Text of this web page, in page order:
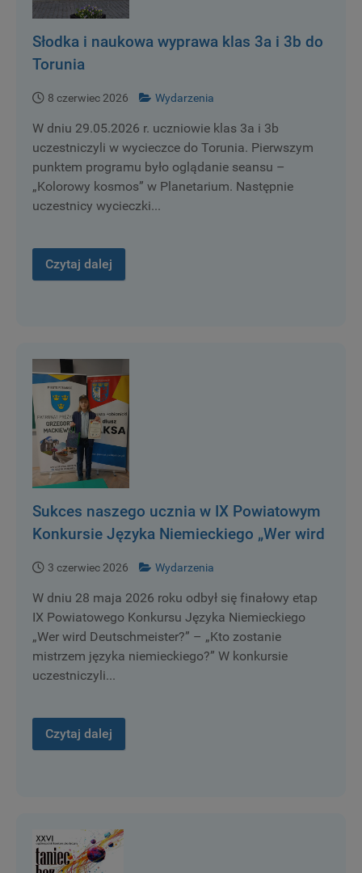
Słodka i naukowa wyprawa klas 3a i 3b do
Torunia
8 czerwiec 2026 Wydarzenia
W dniu 29.05.2026 r. uczniowie klas 3a i 3b
uczestniczyli w wycieczce do Torunia. Pierwszym
punktem programu było oglądanie seansu –
„Kolorowy kosmos” w Planetarium. Następnie
uczestnicy wycieczki...
Czytaj dalej
Sukces naszego ucznia w IX Powiatowym
Konkursie Języka Niemieckiego „Wer wird
mistrzem języka niemieckiego?”
3 czerwiec 2026 Wydarzenia
W dniu 28 maja 2026 roku odbył się finałowy etap
IX Powiatowego Konkursu Języka Niemieckiego
„Wer wird Deutschmeister?” – „Kto zostanie
mistrzem języka niemieckiego?” W konkursie
uczestniczyli...
Czytaj dalej